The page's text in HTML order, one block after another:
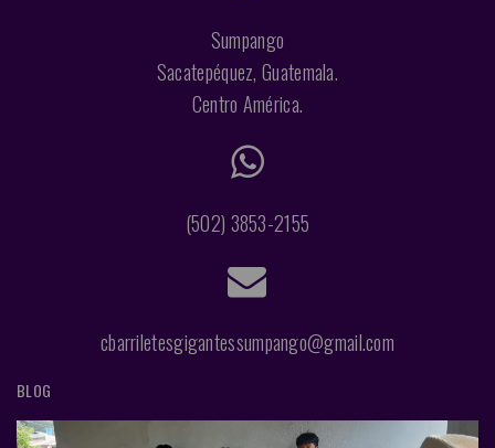
Sumpango
Sacatepéquez, Guatemala.
Centro América.
(502) 3853-2155
cbarriletesgigantessumpango@gmail.com
BLOG